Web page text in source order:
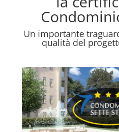
Un importante
qualità del